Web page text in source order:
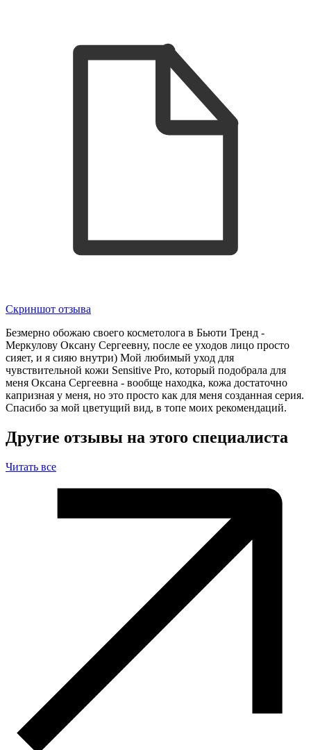
Скриншот отзыва
Безмерно обожаю своего косметолога в Бьюти Тренд -
Меркулову Оксану Сергеевну, после ее уходов лицо просто
сияет, и я сияю внутри) Мой любимый уход для
чувствительной кожи Sensitive Pro, который подобрала для
меня Оксана Сергеевна - вообще находка, кожа достаточно
капризная у меня, но это просто как для меня созданная серия.
Спасибо за мой цветущий вид, в топе моих рекомендаций.
Другие отзывы на этого специалиста
Читать все